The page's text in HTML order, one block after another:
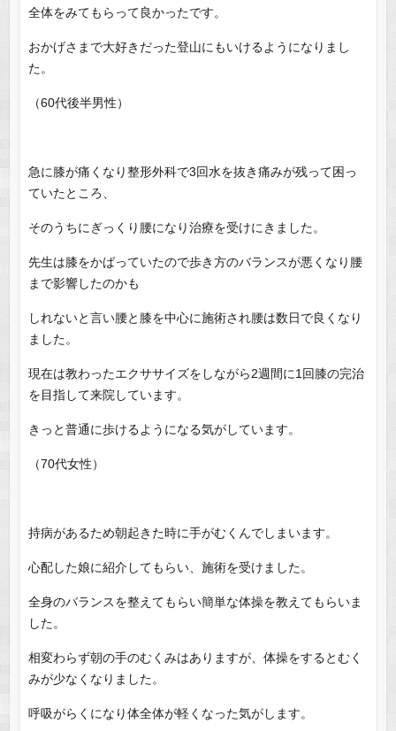
全体をみてもらって良かったです。
おかげさまで大好きだった登山にもいけるようになりまし
た。
（60代後半男性）
急に膝が痛くなり整形外科で3回水を抜き痛みが残って困っ
ていたところ、
そのうちにぎっくり腰になり治療を受けにきました。
先生は膝をかばっていたので歩き方のバランスが悪くなり腰
まで影響したのかも
しれないと言い腰と膝を中心に施術され腰は数日で良くなり
ました。
現在は教わったエクササイズをしながら2週間に1回膝の完治
を目指して来院しています。
きっと普通に歩けるようになる気がしています。
（70代女性）
持病があるため朝起きた時に手がむくんでしまいます。
心配した娘に紹介してもらい、施術を受けました。
全身のバランスを整えてもらい簡単な体操を教えてもらいま
した。
相変わらず朝の手のむくみはありますが、体操をするとむく
みが少なくなりました。
呼吸がらくになり体全体が軽くなった気がします。